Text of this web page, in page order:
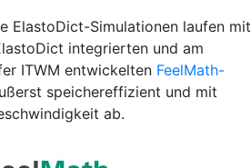
ElastoDict-Simulationen laufen mit
Dict integrierten und am
ITWM entwickelten FeelMath-
speichereffizient und mit
ab.